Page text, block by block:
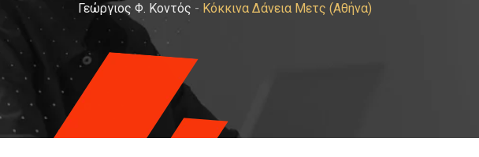
Γεώργιος Φ. Κοντός - Κόκκινα Δάνεια Μετς (Αθήνα)